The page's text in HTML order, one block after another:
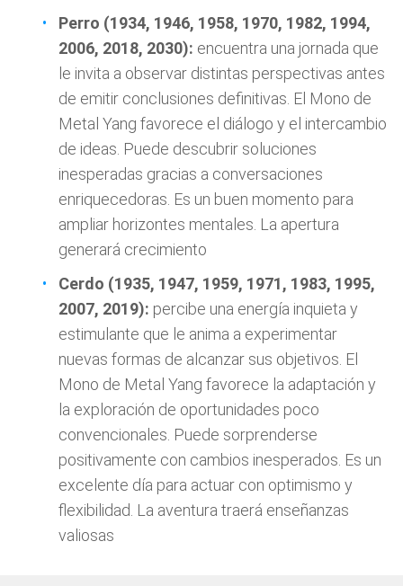
Perro (1934, 1946, 1958, 1970, 1982, 1994,
2006, 2018, 2030): encuentra una jornada que
le invita a observar distintas perspectivas antes
de emitir conclusiones definitivas. El Mono de
Metal Yang favorece el diálogo y el intercambio
de ideas. Puede descubrir soluciones
inesperadas gracias a conversaciones
enriquecedoras. Es un buen momento para
ampliar horizontes mentales. La apertura
generará crecimiento
Cerdo (1935, 1947, 1959, 1971, 1983, 1995,
2007, 2019): percibe una energía inquieta y
estimulante que le anima a experimentar
nuevas formas de alcanzar sus objetivos. El
Mono de Metal Yang favorece la adaptación y
la exploración de oportunidades poco
convencionales. Puede sorprenderse
positivamente con cambios inesperados. Es un
excelente día para actuar con optimismo y
flexibilidad. La aventura traerá enseñanzas
valiosas